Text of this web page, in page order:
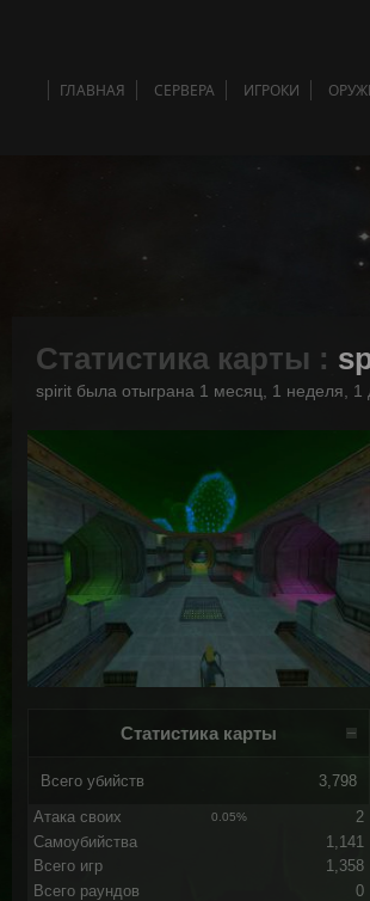
ГЛАВНАЯ СЕРВЕРА ИГРОКИ
Статистика карты :
spirit была отыграна 1 месяц, 1 неделя, 1
Статистика карты
Всего убийств 3,798
Атака своих 0.05%
2
Самоубийства
1,141
Всего игр
1,358
Всего раундов
0